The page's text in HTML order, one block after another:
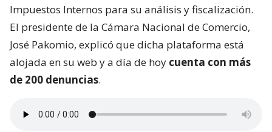
Impuestos Internos para su análisis y fiscalización.
El presidente de la Cámara Nacional de Comercio,
José Pakomio, explicó que dicha plataforma está
alojada en su web y a día de hoy cuenta con más
de 200 denuncias.